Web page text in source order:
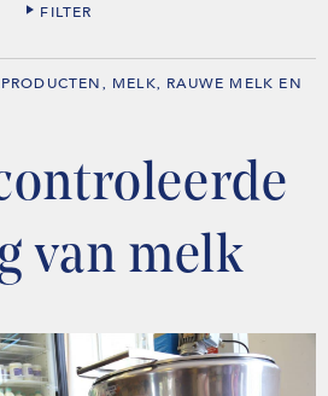
FILTER
MELK
RAUWE MELK EN
van melk